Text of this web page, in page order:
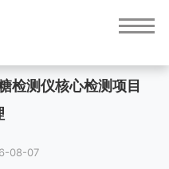
检测仪核心检测项目
08-07